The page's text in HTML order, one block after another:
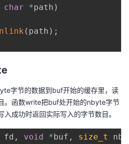
char *path )
( path ) ;
字节的数据到buf开始的缓存里，读
。函数write把buf处开始的nbyte字节
成功时返回实际写入的字节数目。
fd , void *buf , size_t